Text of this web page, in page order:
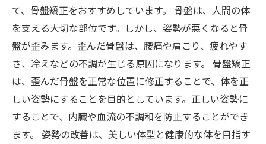
て、骨盤矯正をおすすめしています。 骨盤は、人間の体
を支える大切な部位です。しかし、姿勢が悪くなると骨
盤が歪みます。歪んだ骨盤は、腰痛や肩こり、疲れやす
さ、冷えなどの不調が生じる原因になります。 骨盤矯正
は、歪んだ骨盤を正常な位置に修正することで、体を正
しい姿勢にすることを目的としています。正しい姿勢に
することで、内臓や血流の不調和を防止することができ
ます。 姿勢の改善は、美しい体型と健康的な体を目指す